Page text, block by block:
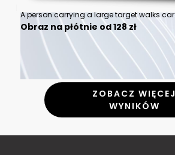
Obraz na płótnie od 128 zł
ZOBACZ WIĘCEJ
WYNIKÓW